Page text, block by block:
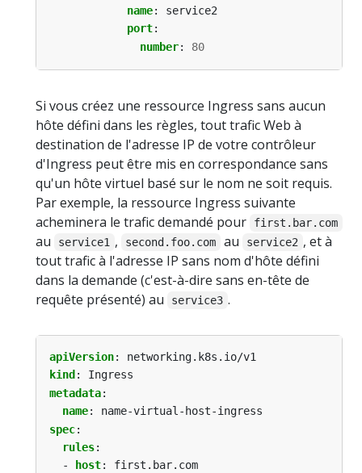
name:
service2
port:
number: 80
Si vous créez une ressource Ingress sans aucun
hôte défini dans les règles, tout trafic Web à
destination de l'adresse IP de votre contrôleur
d'Ingress peut être mis en correspondance sans
qu'un hôte virtuel basé sur le nom ne soit requis.
Par exemple, la ressource Ingress suivante
acheminera le trafic demandé pour
first.bar.com
au service1 , second.foo.com au service2 , et à
tout trafic à l'adresse IP sans nom d'hôte défini
dans la demande (c'est-à-dire sans en-tête de
requête présenté) au
service3 .
apiVersion:
networking.k8s.io/v1
kind :
Ingress
metadata:
name:
name-virtual-host-ingress
spec:
rules:
-
host:
first.bar.com